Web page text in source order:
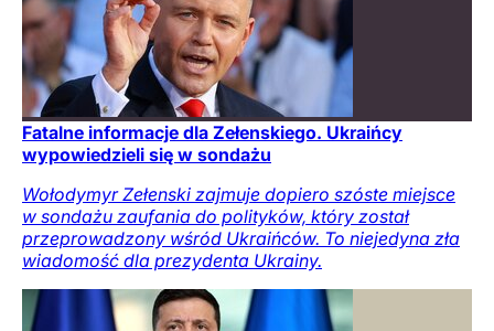
Fatalne informacje dla Zełenskiego. Ukraińcy
wypowiedzieli się w sondażu
Wołodymyr Zełenski zajmuje dopiero szóste miejsce
w sondażu zaufania do polityków, który został
przeprowadzony wśród Ukraińców. To niejedyna zła
wiadomość dla prezydenta Ukrainy.